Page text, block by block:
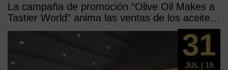
La campaña de promoción “Olive Oil Makes a
Tastier World” anima las ventas de los aceites
de oliva en EEUU
31
JUL | 19